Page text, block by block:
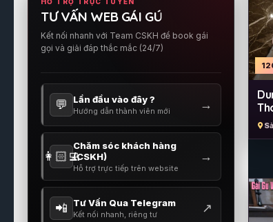
TƯ VẤN WEB GÁI GÚ
Kết nối nhanh với Team CSKH để book gái
gọi và giải đáp thắc mắc (24/7)
💬 Lần đầu vào đây ?
Hướng dẫn thành viên mới →
👩🏻‍💻
Chăm sóc khách hàng
(CSKH)
Hỗ trợ trực tiếp trên website
→
📲 Tư Vấn Qua Telegram
Kết nối nhanh, riêng tư ↗